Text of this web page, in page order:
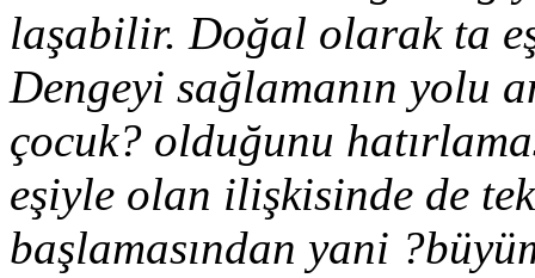
laşabilir. Doğal olarak ta
Dengeyi sağlamanın yolu
çocuk? olduğunu
eşiyle olan ilişkisinde de
başlamasından yani